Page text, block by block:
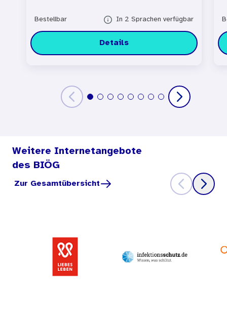
Bestellbar In 2 Sprachen verfügbar
Details
Weitere Internetangebote
des BIÖG
Zur Gesamtübersicht